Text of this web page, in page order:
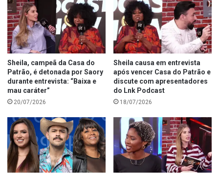
Sheila, campeã da Casa do
Patrão, é detonada por Saory
durante entrevista: “Baixa e
mau caráter”
20/07/2026
Sheila causa em entrevista
após vencer Casa do Patrão e
discute com apresentadores
do Lnk Podcast
18/07/2026